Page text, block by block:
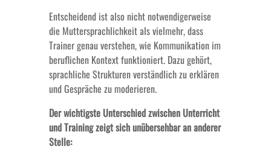
Entscheidend ist also nicht notwendigerweise
die Muttersprachlichkeit als vielmehr, dass
Trainer genau verstehen, wie Kommunikation im
beruflichen Kontext funktioniert. Dazu gehört,
sprachliche Strukturen verständlich zu erklären
und Gespräche zu moderieren.
Der wichtigste Unterschied zwischen Unterricht
und Training zeigt sich unübersehbar an anderer
Stelle: